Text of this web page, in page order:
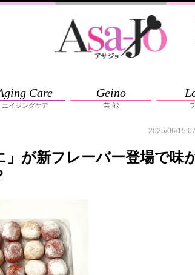
Care
エイジングケア
Geino
芸 能
2025/06/15
」が新フレーバー登場で味